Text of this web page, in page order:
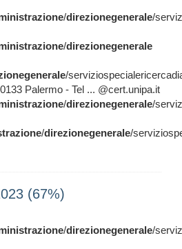
/direzionegenerale/
/direzionegenerale
/
Palermo - Tel ... @cert.unipa.it
/direzionegenerale/
/direzionegenerale/
(67%)
/direzionegenerale/